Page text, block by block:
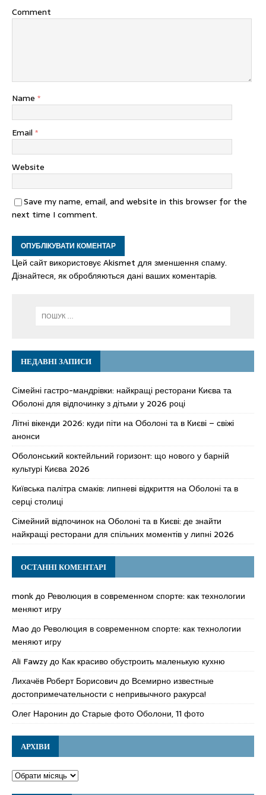
Comment
Name *
Email *
Website
Save my name, email, and website in this browser for the
next time I comment.
Цей сайт використовує Akismet для зменшення спаму.
Дізнайтеся, як обробляються дані ваших коментарів.
НЕДАВНІ ЗАПИСИ
Сімейні гастро-мандрівки: найкращі ресторани Києва та
Оболоні для відпочинку з дітьми у 2026 році
Літні вікенди 2026: куди піти на Оболоні та в Києві – свіжі
анонси
Оболонський коктейльний горизонт: що нового у барній
культурі Києва 2026
Київська палітра смаків: липневі відкриття на Оболоні та в
серці столиці
Сімейний відпочинок на Оболоні та в Києві: де знайти
найкращі ресторани для спільних моментів у липні 2026
ОСТАННІ КОМЕНТАРІ
monkдо Революция в современном спорте: как технологии
меняют игру
Mao до Революция в современном спорте: как технологии
меняют игру
Ali Fawzyдо Как красиво обустроить маленькую кухню
Лихачёв Роберт Борисовичдо Всемирно известные
достопримечательности с непривычного ракурса!
Олег Наронин доСтарые фото Оболони, 11 фото
АРХІВИ